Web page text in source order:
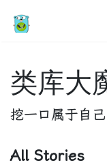
类库大
挖一口属于自
All Stories